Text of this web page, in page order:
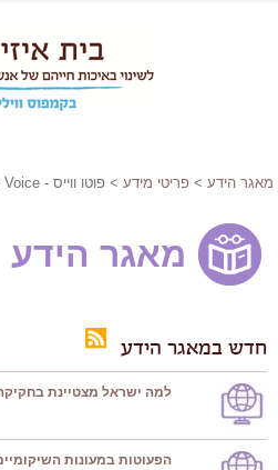
מאגר הידע > פריטי מידע > פוטו ווייס - Photo Voice
מאגר הידע
חדש במאגר הידע
למה ישראל מצטיינת
הפעוטות במעונות